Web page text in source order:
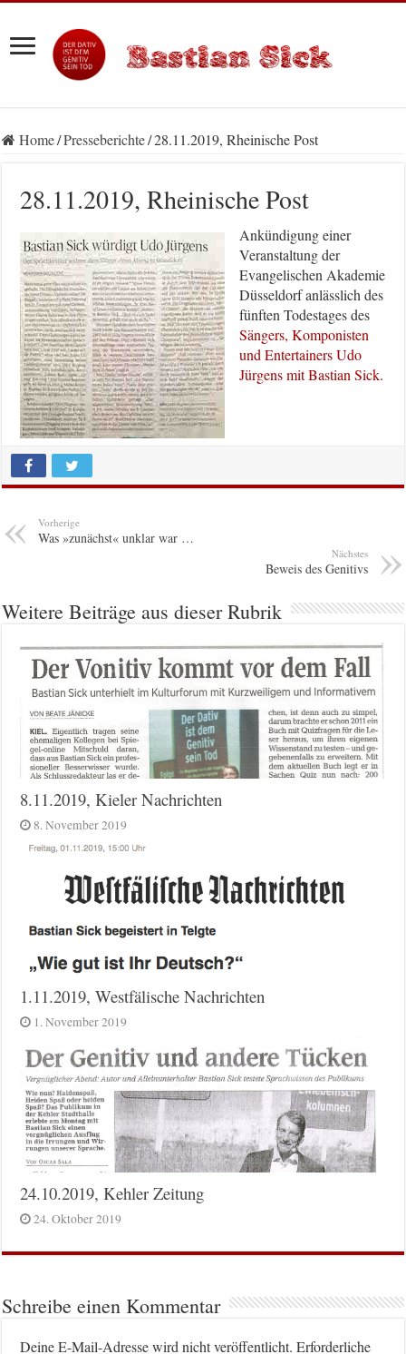
Home/Presseberichte/28.11.2019, Rheinische Post
28.11.2019, Rheinische Post
Ankündigung einer
Veranstaltung der
Evangelischen Akademie
Düsseldorf anlässlich des
fünften Todestages des
Sängers, Komponisten
und Entertainers Udo
Jürgens mit Bastian Sick.
Vorherige
Was »zunächst« unklar war …
Nächstes
Beweis des Genitivs
Weitere Beiträge aus dieser Rubrik
8.11.2019, Kieler Nachrichten
8. November 2019
1.11.2019, Westfälische Nachrichten
1. November 2019
24.10.2019, Kehler Zeitung
24. Oktober 2019
Schreibe einen Kommentar
Deine E-Mail-Adresse wird nicht veröffentlicht. Erforderliche